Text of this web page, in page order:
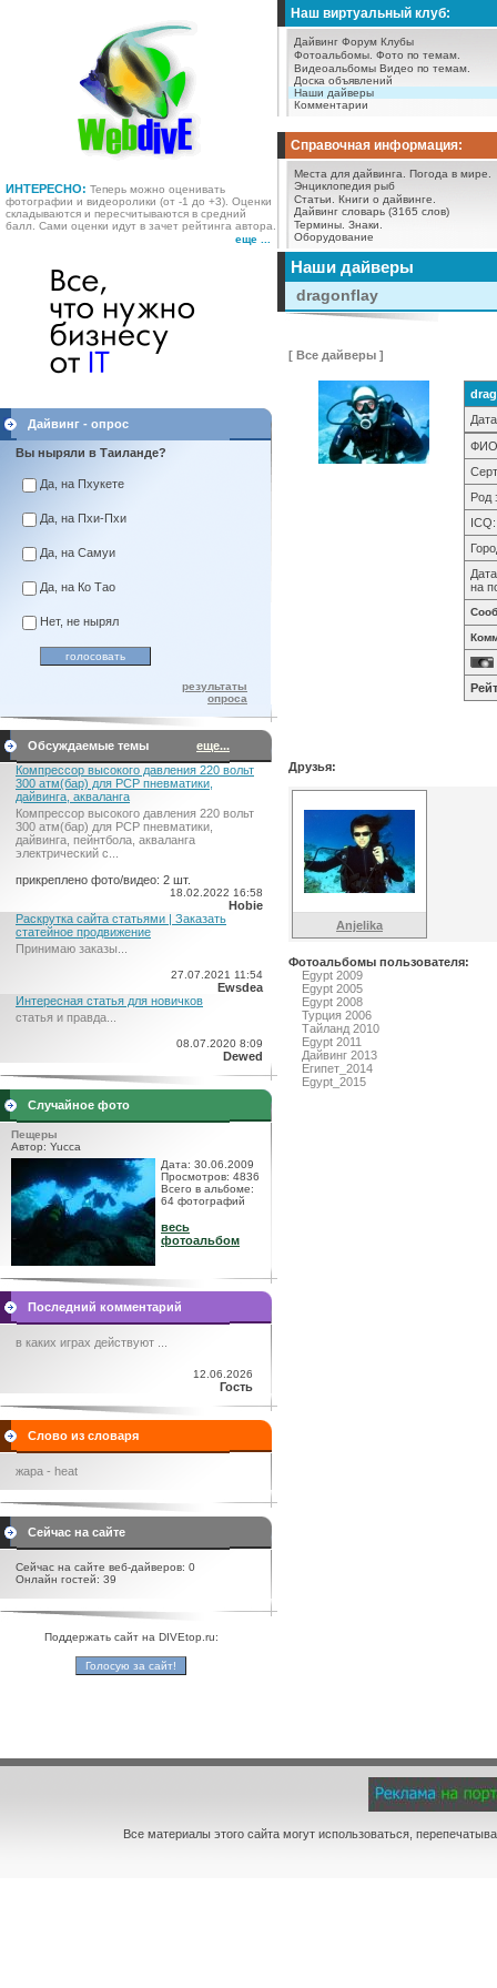
ИНТЕРЕСНО: Теперь можно оценивать
фотографии и видеоролики (от -1 до +3). Оценки
складываются и пересчитываются в средний
балл. Сами оценки идут в зачет рейтинга автора.
еще ...
Наш виртуальный клуб:
Дайвинг Форум Клубы
Фотоальбомы. Фото по темам.
Видеоальбомы Видео по темам.
Доска объявлений
Наши дайверы
Комментарии
Справочная информация:
Места для дайвинга.
Погода в мире.
Энциклопедия рыб
Статьи.
Книги о дайвинге.
Дайвинг словарь (3165 слов)
Термины. Знаки.
Оборудование
Дайвинг - опрос
Вы ныряли в Таиланде?
Да, на Пхукете
Да, на Пхи-Пхи
Да, на Самуи
Да, на Ко Тао
Нет, не нырял
результаты
опроса
Обсуждаемые темы
еще...
Компрессор высокого давления 220 вольт
300 атм(бар) для PCP пневматики,
дайвинга, акваланга
Компрессор высокого давления 220 вольт
300 атм(бар) для PCP пневматики,
дайвинга, пейнтбола, акваланга
электрический c...
прикреплено фото/видео: 2 шт.
18.02.2022 16:58
Hobie
Раскрутка сайта статьями | Заказать
статейное продвижение
Принимаю заказы...
27.07.2021 11:54
Ewsdea
Интересная статья для новичков
статья и правда...
08.07.2020 8:09
Dewed
Случайное фото
Пещеры
Автор: Yucca
Дата: 30.06.2009
Просмотров: 4836
Всего в альбоме:
64 фотографий
весь
фотоальбом
Последний комментарий
в каких играх действуют ...
12.06.2026
Гость
Слово из словаря
жара - heat
Сейчас на сайте
Сейчас на сайте веб-дайверов: 0
Онлайн гостей: 39
Поддержать сайт на DIVEtop.ru:
Наши дайверы
dragonflay
[ Все дайверы ]
Род
ICQ:
на
Друзья:
Anjelika
Фотоальбомы пользователя:
Egypt 2009
Egypt 2005
Egypt 2008
Турция 2006
Тайланд 2010
Egypt 2011
Дайвинг 2013
Египет_2014
Egypt_2015
Все материалы этого сайта могут использоваться,